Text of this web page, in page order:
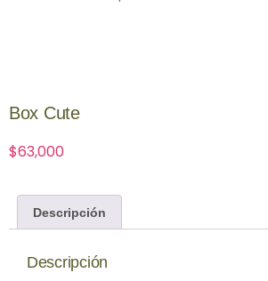
Box Cute
$63,000
Descripción
Descripción